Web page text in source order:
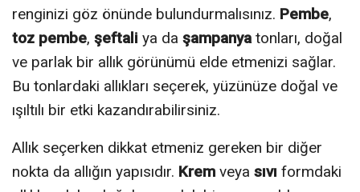
renginizi göz önünde bulundurmalısınız. Pembe,
toz pembe, şeftali ya da şampanyatonları, doğal
ve parlak bir allık görünümü elde etmenizi sağlar.
Bu tonlardaki allıkları seçerek, yüzünüze doğal ve
ışıltılı bir etki kazandırabilirsiniz.
Allık seçerken dikkat etmeniz gereken bir diğer
nokta da allığın yapısıdır. Krem veya sıvı formdaki